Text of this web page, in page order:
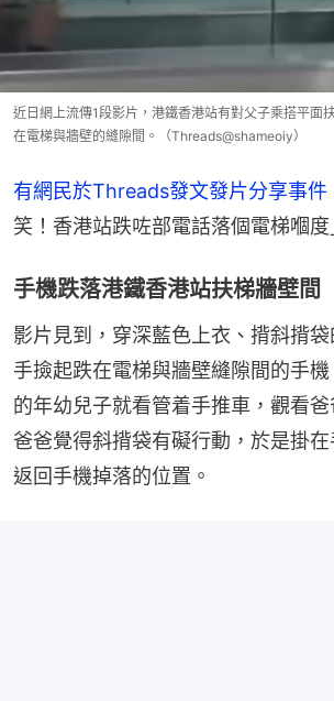
近日網上流傳1段影片，港鐵香港站有對父子乘搭平面
在電梯與牆壁的縫隙間。（Threads@shameoiy）
有網民於Threads發文發片分享事件
笑！香港站跌咗部電話落個電梯嗰度
手機跌落港鐵香港站扶梯牆壁間
影片見到，穿深藍色上衣、揹斜揹
手撿起跌在電梯與牆壁縫隙間的手
的年幼兒子就看管着手推車，觀看爸
爸爸覺得斜揹袋有礙行動，於是掛
返回手機掉落的位置。